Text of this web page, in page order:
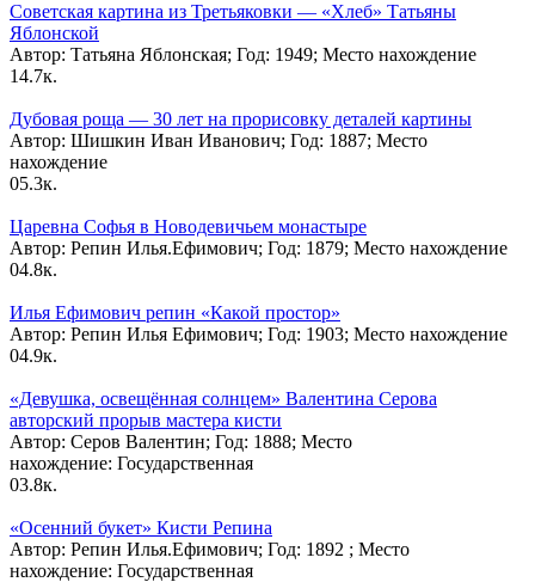
Советская картина из Третьяковки — «Хлеб» Татьяны
Яблонской
Автор: Татьяна Яблонская; Год: 1949; Место нахождение
14.7к.
Дубовая роща — 30 лет на прорисовку деталей картины
Автор: Шишкин Иван Иванович; Год: 1887; Место
нахождение
05.3к.
Царевна Софья в Новодевичьем монастыре
Автор: Репин Илья.Ефимович; Год: 1879; Место нахождение
04.8к.
Илья Ефимович репин «Какой простор»
Автор: Репин Илья Ефимович; Год: 1903; Место нахождение
04.9к.
«Девушка, освещённая солнцем» Валентина Серова
авторский прорыв мастера кисти
Автор: Серов Валентин; Год: 1888; Место
нахождение: Государственная
03.8к.
«Осенний букет» Кисти Репина
Автор: Репин Илья.Ефимович; Год: 1892 ; Место
нахождение: Государственная